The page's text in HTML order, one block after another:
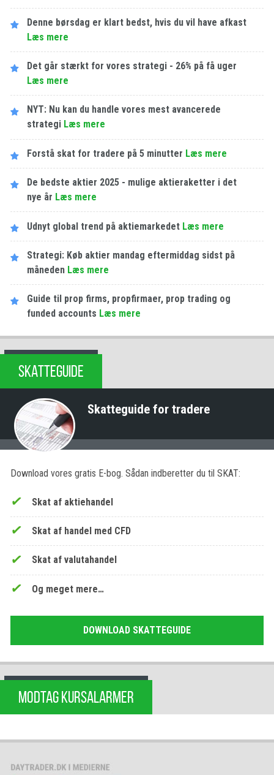
Denne børsdag er klart bedst, hvis du vil have afkast
Læs mere
Det går stærkt for vores strategi - 26% på få uger
Læs mere
NYT: Nu kan du handle vores mest avancerede
strategi Læs mere
Forstå skat for tradere på 5 minutter Læs mere
De bedste aktier 2025 - mulige aktieraketter i det
nye år Læs mere
Udnyt global trend på aktiemarkedet Læs mere
Strategi: Køb aktier mandag eftermiddag sidst på
måneden Læs mere
Guide til prop firms, propfirmaer, prop trading og
funded accounts Læs mere
SKATTEGUIDE
Skatteguide for tradere
Download vores gratis E-bog. Sådan indberetter du til SKAT:
Skat af aktiehandel
Skat af handel med CFD
Skat af valutahandel
Og meget mere…
DOWNLOAD SKATTEGUIDE
MODTAG KURSALARMER